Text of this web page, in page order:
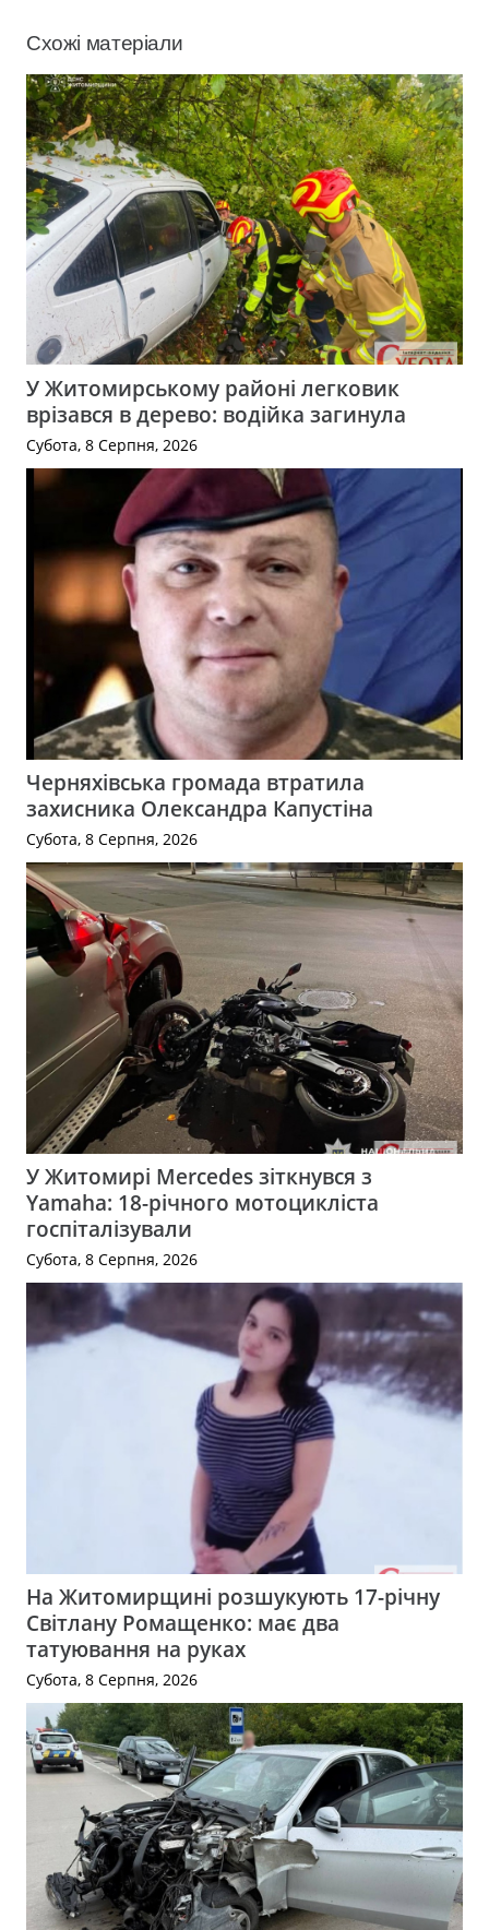
Схожі матеріали
У Житомирському районі легковик
врізався в дерево: водійка загинула
Субота, 8 Серпня, 2026
Черняхівська громада втратила
захисника Олександра Капустіна
Субота, 8 Серпня, 2026
У Житомирі Mercedes зіткнувся з
Yamaha: 18-річного мотоцикліста
госпіталізували
Субота, 8 Серпня, 2026
На Житомирщині розшукують 17-річну
Світлану Ромащенко: має два
татуювання на руках
Субота, 8 Серпня, 2026